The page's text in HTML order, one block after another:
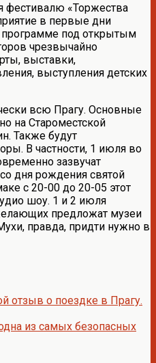
фестивалю «Торжества
в первые дни
программе под открытым
чрезвычайно
выставки,
выступления детских
всю Прагу. Основные
на Староместской
Также будут
В частности, 1 июля во
зазвучат
дня рождения святой
с 20-00 до 20-05 этот
шоу. 1 и 2 июля
предложат музеи
правда, придти нужно в
отзыв о поездке в Прагу.
из самых безопасных